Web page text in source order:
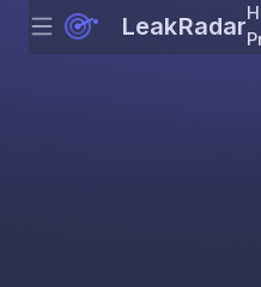
Menu LeakRadar